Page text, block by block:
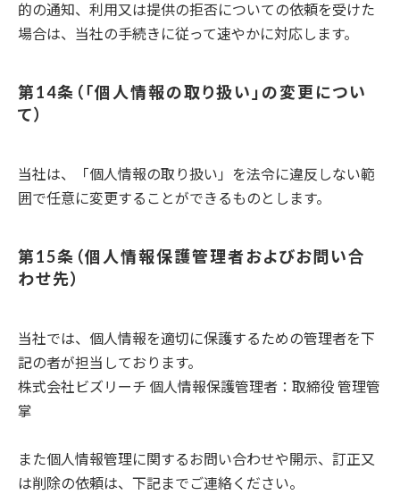
的の通知、利用又は提供の拒否についての依頼を受けた
場合は、当社の手続きに従って速やかに対応します。
「個人情報の取り扱い」の変更につい
て
当社は、「個人情報の取り扱い」を法令に違反しない範
囲で任意に変更することができるものとします。
個人情報保護管理者およびお問い合
わせ先
当社では、個人情報を適切に保護するための管理者を下
記の者が担当しております。
株式会社ビズリーチ 個人情報保護管理者：取締役 管理管
掌
また個人情報管理に関するお問い合わせや開示、訂正又
は削除の依頼は、下記までご連絡ください。